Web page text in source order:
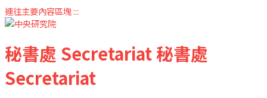
連往主要內容區塊:::
秘書處 Secretariat秘書處
Secretariat